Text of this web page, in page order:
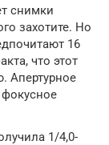
снимки
захотите. Но
16
что этот
Апертурное
1/4,0-